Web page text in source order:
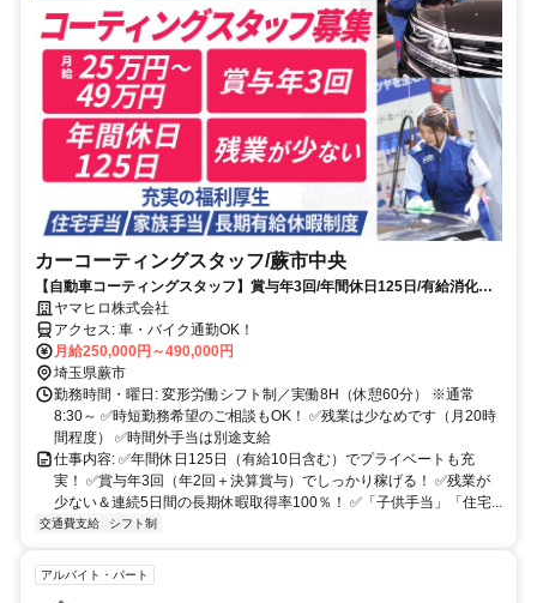
カーコーティングスタッフ/蕨市中央
【自動車コーティングスタッフ】賞与年3回/年間休日125日/有給消化率
100% ★子供手当あり（1人/月1万円、2人/月25000円、3人/月45000
円）/住宅手当あり（5000円～15000円/月）※未経験もOK
ヤマヒロ株式会社
アクセス: 車・バイク通勤OK！
月給250,000円～490,000円
埼玉県蕨市
勤務時間・曜日: 変形労働シフト制／実働8H（休憩60分） ※通常
8:30～ ✅時短勤務希望のご相談もOK！ ✅残業は少なめです（月20時
間程度） ✅時間外手当は別途支給
仕事内容: ✅年間休日125日（有給10日含む）でプライベートも充
実！ ✅賞与年3回（年2回＋決算賞与）でしっかり稼げる！ ✅残業が
少ない＆連続5日間の長期休暇取得率100％！ ✅「子供手当」「住宅...
交通費支給 シフト制
アルバイト・パート